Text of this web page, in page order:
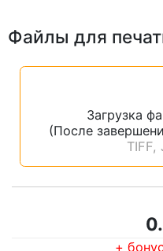
Файлы для
Загрузка
(После
TIFF,
+